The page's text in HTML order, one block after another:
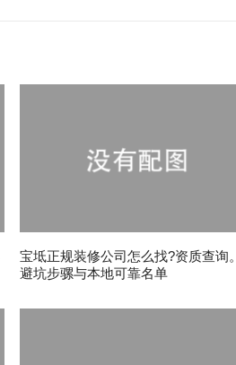
宝坻正规装修公司怎么找?资质查询。
避坑步骡与本地可靠名单